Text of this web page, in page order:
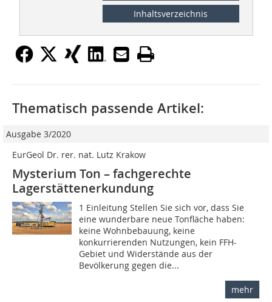
Inhaltsverzeichnis
Thematisch passende Artikel:
Ausgabe 3/2020
EurGeol Dr. rer. nat. Lutz Krakow
Mysterium Ton – fachgerechte
Lagerstättenerkundung
1 Einleitung Stellen Sie sich vor, dass Sie
eine wunderbare neue Tonfläche haben:
keine Wohnbebauung, keine
konkurrierenden Nutzungen, kein FFH-
Gebiet und Widerstände aus der
Bevölkerung gegen die...
mehr